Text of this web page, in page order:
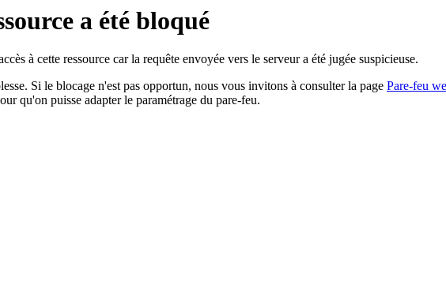
a été bloqué
à cette ressource car la requête envoyée vers le serveur a été jugée suspicieuse.
Si le blocage n'est pas opportun, nous vous invitons à consulter la page Pare-feu
qu'on puisse adapter le paramétrage du pare-feu.